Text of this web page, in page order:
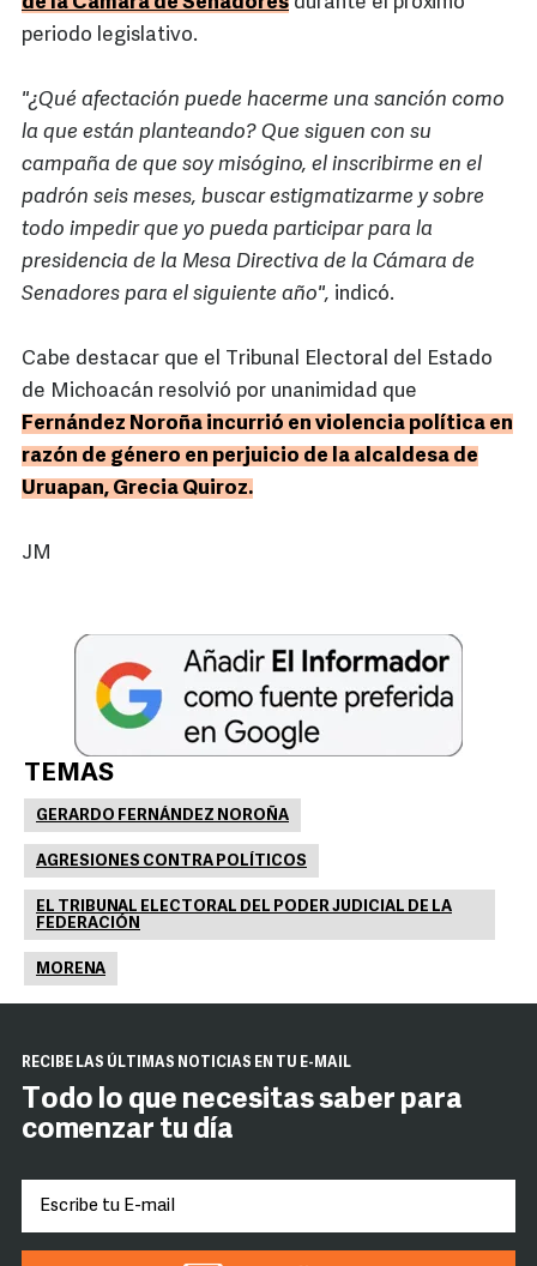
periodo legislativo.
"¿Qué afectación puede hacerme una sanción como
la que están planteando? Que siguen con su
campaña de que soy misógino, el inscribirme en el
padrón seis meses, buscar estigmatizarme y sobre
todo impedir que yo pueda participar para la
presidencia de la Mesa Directiva de la Cámara de
Senadores para el siguiente año", indicó.
Cabe destacar que el Tribunal Electoral del Estado
de Michoacán resolvió por unanimidad que
Fernández Noroña incurrió en violencia política en
razón de género en perjuicio de la alcaldesa de
Uruapan, Grecia Quiroz.
JM
TEMAS
GERARDO FERNÁNDEZ NOROÑA
AGRESIONES CONTRA POLÍTICOS
EL TRIBUNAL ELECTORAL DEL PODER JUDICIAL DE LA
FEDERACIÓN
MORENA
RECIBE LAS ÚLTIMAS NOTICIAS EN TU E-MAIL
Todo lo que necesitas saber para
comenzar tu día